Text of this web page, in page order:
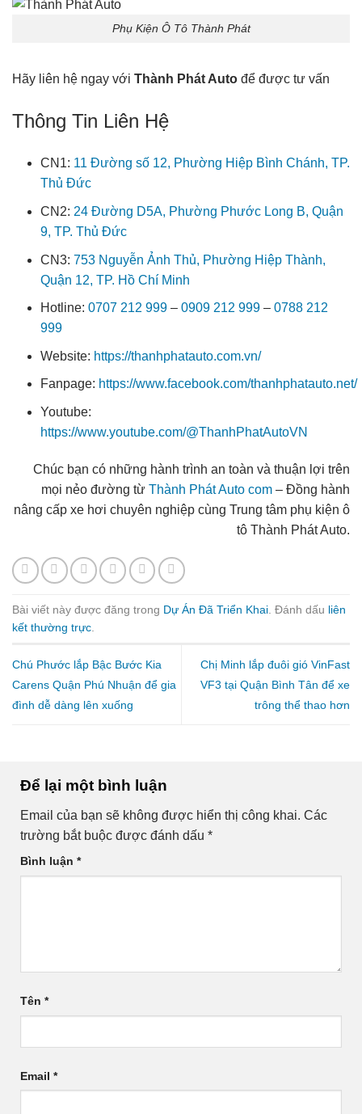
Phụ Kiện Ô Tô Thành Phát
Hãy liên hệ ngay với Thành Phát Auto để được tư vấn
Thông Tin Liên Hệ
CN1: 11 Đường số 12, Phường Hiệp Bình Chánh, TP.
Thủ Đức
CN2: 24 Đường D5A, Phường Phước Long B, Quận
9, TP. Thủ Đức
CN3: 753 Nguyễn Ảnh Thủ, Phường Hiệp Thành,
Quận 12, TP. Hồ Chí Minh
Hotline: 0707 212 999 – 0909 212 999 – 0788 212
999
Website: https://thanhphatauto.com.vn/
Fanpage: https://www.facebook.com/thanhphatauto.net/
Youtube:
https://www.youtube.com/@ThanhPhatAutoVN
Chúc bạn có những hành trình an toàn và thuận lợi trên
mọi nẻo đường từ Thành Phát Auto com – Đồng hành
nâng cấp xe hơi chuyên nghiệp cùng Trung tâm phụ kiện ô
tô Thành Phát Auto.
Bài viết này được đăng trong Dự Án Đã Triển Khai . Đánh dấu liên
kết thường trực
Chú Phước lắp Bậc Bước Kia
Carens Quận Phú Nhuận để gia
đình dễ dàng lên xuống
Chị Minh lắp đuôi gió VinFast
VF3 tại Quận Bình Tân để xe
trông thể thao hơn
Để lại một bình luận
Email của bạn sẽ không được hiển thị công khai. Các
trường bắt buộc được đánh dấu *
Bình luận *
Tên *
Email *